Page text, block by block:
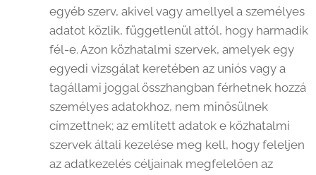
egyéb szerv, akivel vagy amellyel a személyes
adatot közlik, függetlenül attól, hogy harmadik
fél-e. Azon közhatalmi szervek, amelyek egy
egyedi vizsgálat keretében az uniós vagy a
tagállami joggal összhangban férhetnek hozzá
személyes adatokhoz, nem minősülnek
címzettnek; az említett adatok e közhatalmi
szervek általi kezelése meg kell, hogy feleljen
az adatkezelés céljainak megfelelően az